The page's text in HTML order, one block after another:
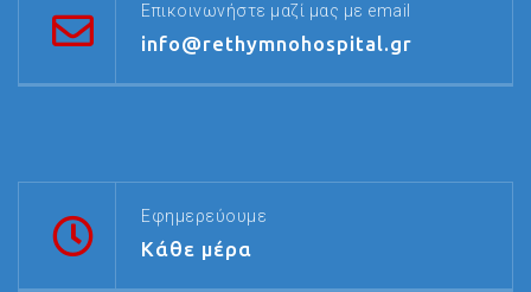
Επικοινωνήστε μαζί μας με email
info@rethymnohospital.gr
Εφημερεύουμε
Κάθε μέρα